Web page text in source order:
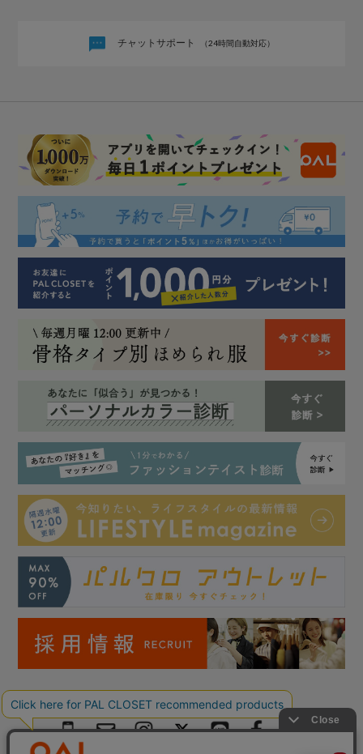
チャットサポート （24時間自動対応）